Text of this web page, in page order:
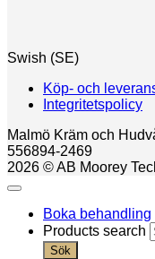
Swish (SE)
Köp- och
Integritetspolicy
Malmö Kräm och
556894-2469
2026 © AB Moorey
Boka behandling
Products search
Sök